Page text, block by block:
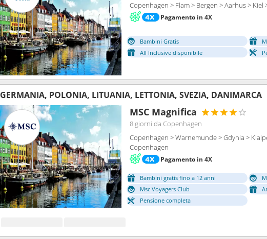
Copenhagen > Flam > Bergen > Aarhus > Kiel
Pagamento in 4X
Bambini Gratis
All Inclusive disponibile
GERMANIA, POLONIA, LITUANIA, LETTONIA, SVEZIA, DANIMARCA
MSC Magnifica
8 giorni da Copenhagen
Copenhagen > Warnemunde > Gdynia >
Copenhagen
Pagamento in 4X
Bambini gratis fino a 12 anni
Msc Voyagers Club
Pensione completa